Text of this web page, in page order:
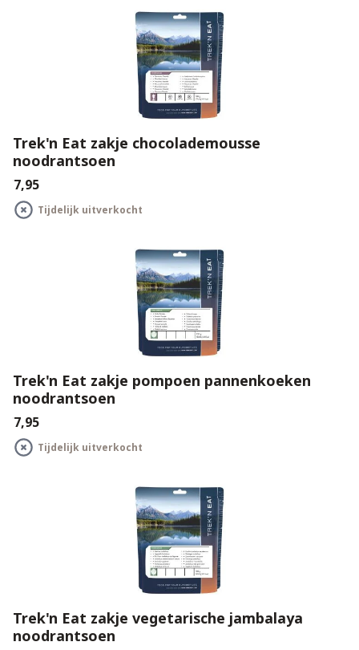
Trek'n Eat zakje chocolademousse
noodrantsoen
€7,95
Tijdelijk uitverkocht
Trek'n Eat zakje pompoen pannenkoeken
noodrantsoen
€7,95
Tijdelijk uitverkocht
Trek'n Eat zakje vegetarische jambalaya
noodrantsoen